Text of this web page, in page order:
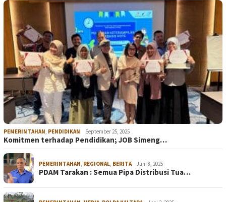
PEMERINTAHAN, PENDIDIKAN September 25, 2025
Komitmen terhadap Pendidikan; JOB Simeng…
PEMERINTAHAN, REGIONAL, BERITA Juni 8, 2025
PDAM Tarakan : Semua Pipa Distribusi Tua…